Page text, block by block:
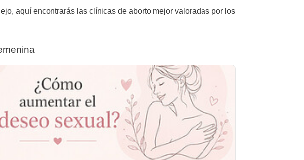
aquí encontrarás las clínicas de aborto mejor valoradas por los